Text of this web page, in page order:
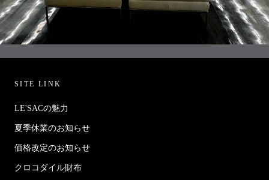
SITE LINK
LE'SACの魅力
夏季休業のお知らせ
価格改定のお知らせ
クロコダイル財布